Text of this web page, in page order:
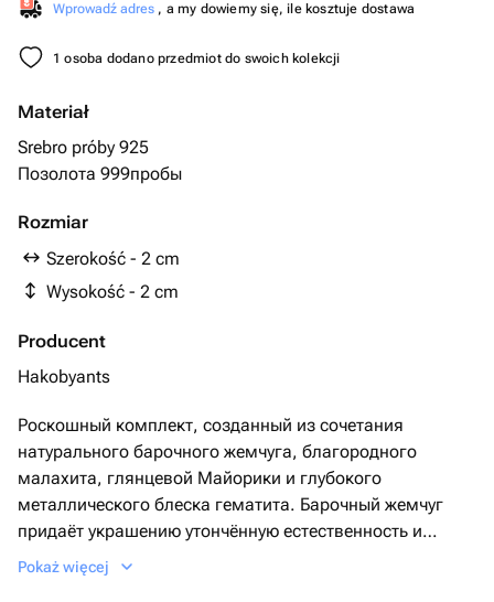
Wprowadź adres , a my dowiemy się, ile kosztuje dostawa
1 osoba dodano przedmiot do swoich kolekcji
Materiał
Srebro próby 925
Позолота 999пробы
Rozmiar
Szerokość - 2 cm
Wysokość - 2 cm
Producent
Hakobyants
Роскошный комплект, созданный из сочетания
натурального барочного жемчуга, благородного
малахита, глянцевой Майорики и глубокого
металлического блеска гематита. Барочный жемчуг
придаёт украшению утончённую естественность и
уникальную форму, малахит добавляет насыщенный
Pokaż więcej